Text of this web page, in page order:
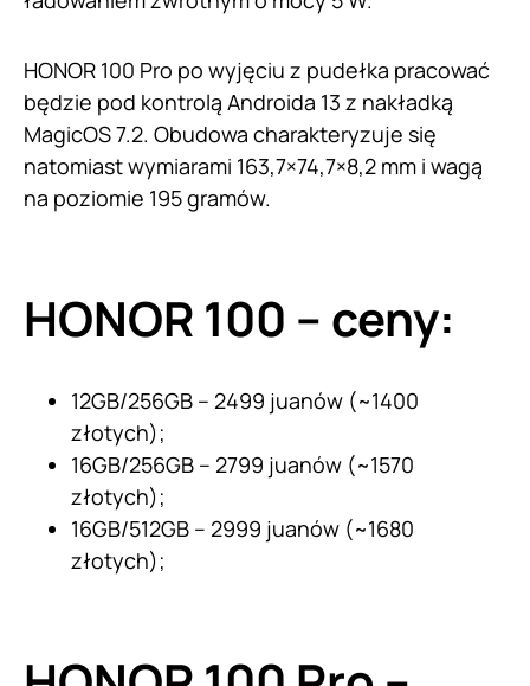
HONOR 100 Pro po wyjęciu z pudełka pracować
będzie pod kontrolą Androida 13 z nakładką
MagicOS 7.2. Obudowa charakteryzuje się
natomiast wymiarami 163,7×74,7×8,2 mm i wagą
na poziomie 195 gramów.
HONOR 100 – ceny:
12GB/256GB – 2499 juanów (~1400
złotych);
16GB/256GB – 2799 juanów (~1570
złotych);
16GB/512GB – 2999 juanów (~1680
złotych);